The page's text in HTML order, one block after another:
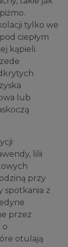
tylko we
ciepłym
kąpieli.
lub
lilii
przy
spotkania z
przez
o
otulają